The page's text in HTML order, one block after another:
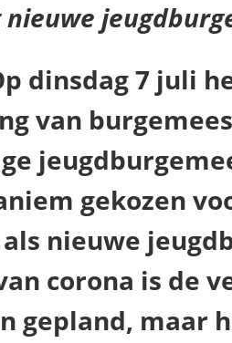
dinsdag 7 juli
van
gekozen
nieuwe
corona is de
gepland, maar